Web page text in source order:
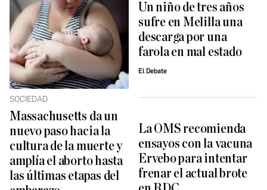
SOCIEDAD
Massachusetts da un
nuevo paso hacia la
cultura de la muerte y
amplía el aborto hasta
las últimas etapas del
Un niño de tres años
sufre en Melilla una
descarga por una
farola en mal estado
El Debate
La OMS recomienda
ensayos con la vacuna
Ervebo para intentar
frenar el actual brote